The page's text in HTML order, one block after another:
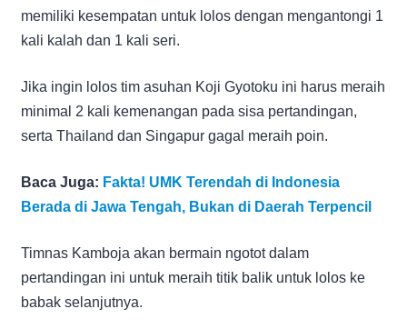
memiliki kesempatan untuk lolos dengan mengantongi 1
kali kalah dan 1 kali seri.
Jika ingin lolos tim asuhan Koji Gyotoku ini harus meraih
minimal 2 kali kemenangan pada sisa pertandingan,
serta Thailand dan Singapur gagal meraih poin.
Baca Juga: Fakta! UMK Terendah di Indonesia
Berada di Jawa Tengah, Bukan di Daerah Terpencil
Timnas Kamboja akan bermain ngotot dalam
pertandingan ini untuk meraih titik balik untuk lolos ke
babak selanjutnya.